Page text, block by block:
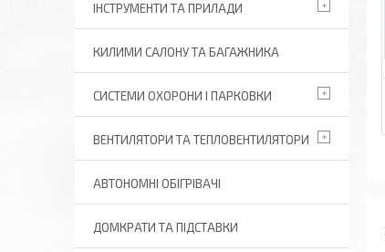
ІНСТРУМЕНТИ ТА ПРИЛАДИ
КИЛИМИ САЛОНУ ТА БАГАЖНИКА
СИСТЕМИ ОХОРОНИ І ПАРКОВКИ
ВЕНТИЛЯТОРИ ТА ТЕПЛОВЕНТИЛЯТОРИ
АВТОНОМНІ ОБІГРІВАЧІ
ДОМКРАТИ ТА ПІДСТАВКИ